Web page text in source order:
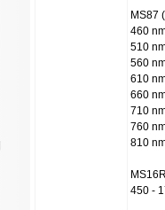
MS87
460
510
560
610
660
710
760
810
450 -